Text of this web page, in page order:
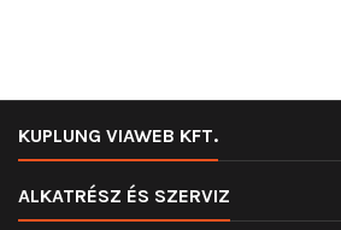
KUPLUNG VIAWEB KFT.
ALKATRÉSZ ÉS SZERVIZ